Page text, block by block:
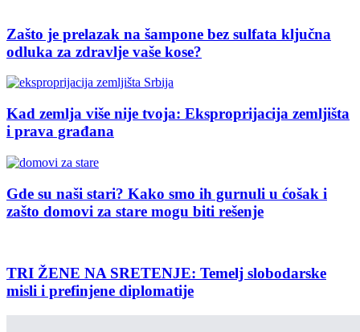
Zašto je prelazak na šampone bez sulfata ključna
odluka za zdravlje vaše kose?
Kad zemlja više nije tvoja: Eksproprijacija zemljišta
i prava građana
Gde su naši stari? Kako smo ih gurnuli u ćošak i
zašto domovi za stare mogu biti rešenje
TRI ŽENE NA SRETENJE: Temelj slobodarske
misli i prefinjene diplomatije